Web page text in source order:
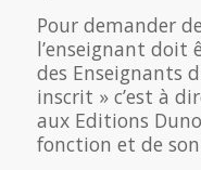
Pour demander
l’enseignant doit
des Enseignants
inscrit » c’est à
aux Editions
fonction et de